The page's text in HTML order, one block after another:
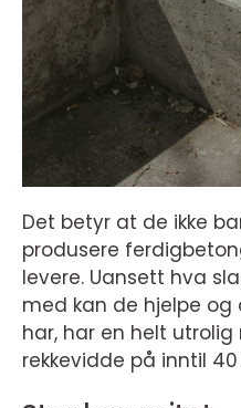
Det betyr at de ikke
produsere
levere. Uansett hva
med kan de hjelpe
har, har en helt utrolig
rekkevidde på inntil